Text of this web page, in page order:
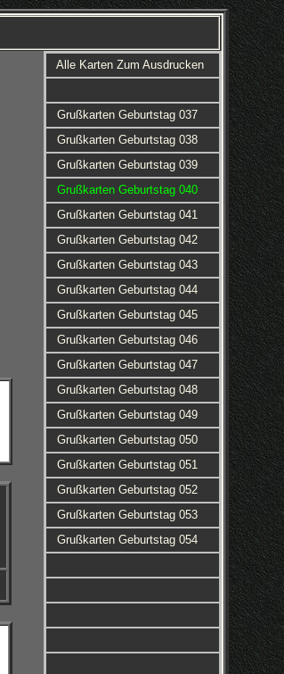
Alle Karten Zum Ausdrucken
Grußkarten Geburtstag 037
Grußkarten Geburtstag 038
Grußkarten Geburtstag 039
Grußkarten Geburtstag 040
Grußkarten Geburtstag 041
Grußkarten Geburtstag 042
Grußkarten Geburtstag 043
Grußkarten Geburtstag 044
Grußkarten Geburtstag 045
Grußkarten Geburtstag 046
Grußkarten Geburtstag 047
Grußkarten Geburtstag 048
Grußkarten Geburtstag 049
Grußkarten Geburtstag 050
Grußkarten Geburtstag 051
Grußkarten Geburtstag 052
Grußkarten Geburtstag 053
Grußkarten Geburtstag 054